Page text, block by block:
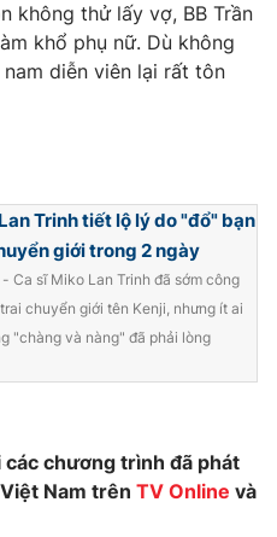
Việt Nam
điện tử số 483/GP-BTTTT
Hạnh, Phạm Quốc Thắng,
không thử lấy vợ, BB Trần
khổ phụ nữ. Dù không
diễn viên lại rất tôn
Trinh tiết lộ lý do "đổ" bạn
giới trong 2 ngày
- Ca sĩ Miko Lan Trinh đã sớm công
chuyển giới tên Kenji, nhưng ít ai
"chàng và nàng" đã phải lòng
chương trình đã phát
Nam trên TV Online và